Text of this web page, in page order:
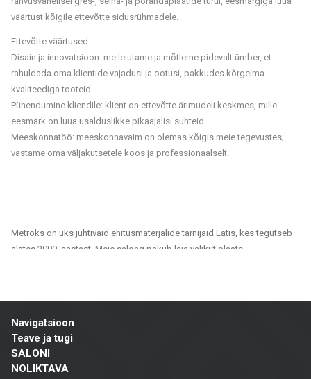
väärtust kõigile ettevõtte sidusrühmadele.
Ettevõtte väärtused:
Disain ja innovatsioon: me leiutame ja mõtleme pidevalt ümber, et
rahuldada oma klientide vajadusi ja ootusi, pakkudes kõrgeima
kvaliteediga tooteid.
Pühendumine kliendile: klient on ettevõtte ärimudeli keskmes, mille
eesmärk on luua usalduslikke pikaajalisi suhteid.
Meeskonnatöö: meeskonnavaim on olemas kõigis meie tegevustes;
vastame oma väljakutsetele koos ja professionaalselt.
Metroks on üks juhtivaid ehitusmaterjalide tarnijaid Lätis, kes tegutseb
alates 2000. aastast. Meie salong pakub laia valikut plaate,
Meie tootevalik hõlmab:
Navigatsioon
Teave ja tugi
SALONI
NOLIKTAVA